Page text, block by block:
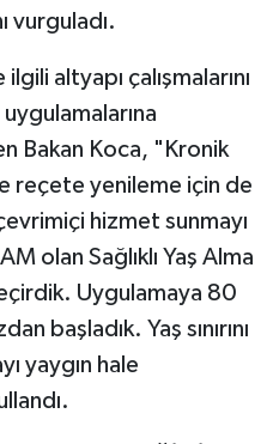
vurguladı.
altyapı çalışmalarını
Bakan Koca, "Kronik
reçete yenileme için de
hizmet sunmayı
olan Sağlıklı Yaş Alma
Uygulamaya 80
başladık. Yaş sınırını
yaygın hale